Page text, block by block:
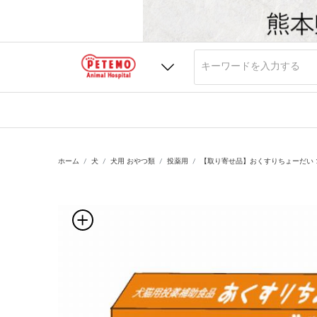
ホーム 犬 犬用 おやつ類 投薬用 【取り寄せ品】おくすりちょーだ